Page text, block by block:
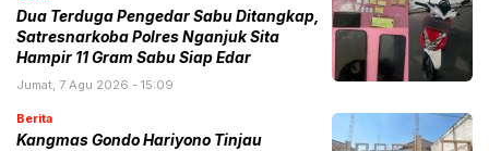
Dua Terduga Pengedar Sabu Ditangkap,
Satresnarkoba Polres Nganjuk Sita
Hampir 11 Gram Sabu Siap Edar
Jumat, 7 Agu 2026 - 15:09
Berita
Kangmas Gondo Hariyono Tinjau